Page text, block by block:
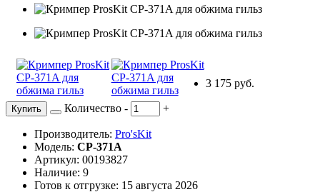
3 175 руб.
Купить Количество - +
Производитель: Pro'sKit
Модель: CP-371A
Артикул: 00193827
Наличие: 9
Готов к отгрузке: 15 августа 2026